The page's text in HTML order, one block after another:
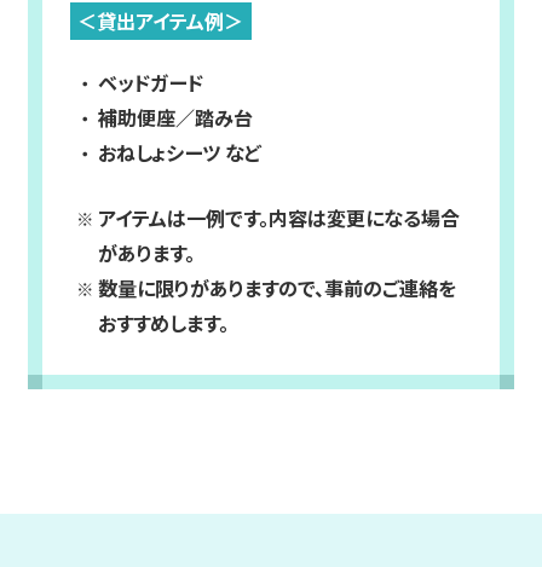
＜貸出アイテム例＞
ベッドガード
補助便座／踏み台
おねしょシーツ など
アイテムは一例です。内容は変更になる場合
があります。
数量に限りがありますので、事前のご連絡を
おすすめします。